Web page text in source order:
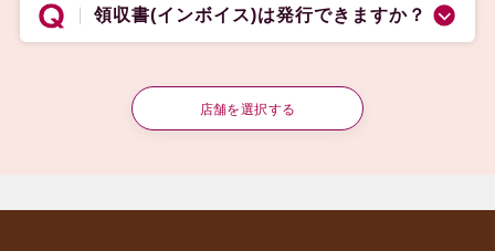
領収書(インボイス)は発行できますか？
店舗を選択する